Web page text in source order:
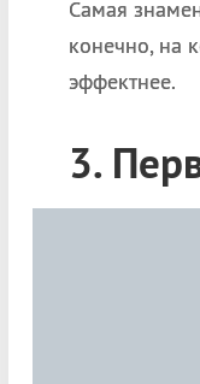
Самая
конечно, на
эффектнее.
3.